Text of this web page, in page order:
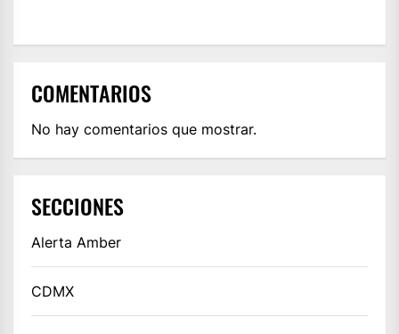
COMENTARIOS
No hay comentarios que mostrar.
SECCIONES
Alerta Amber
CDMX